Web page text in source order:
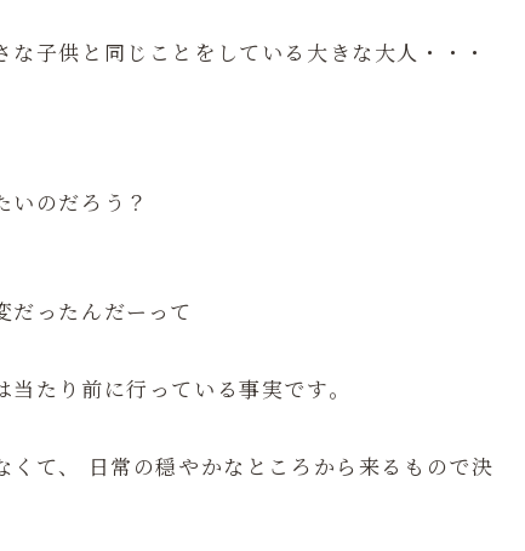
子供と同じことをしている大きな大人・・・
いのだろう？
だったんだーって
たり前に行っている事実です。
て、 日常の穏やかなところから来るもので決